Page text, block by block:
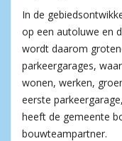
In de
op een autoluwe en
wordt daarom
parkeergarages,
wonen, werken,
eerste
heeft de gemeente
bouwteampartner.